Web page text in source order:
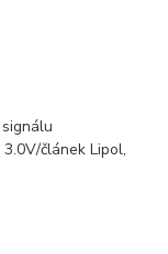
článek Lipol,